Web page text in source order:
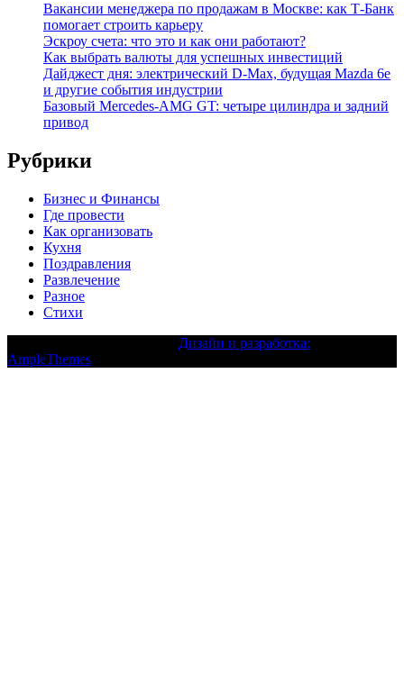
Вакансии менеджера по продажам в Москве: как Т-Банк
помогает строить карьеру
Эскроу счета: что это и как они работают?
Как выбрать валюты для успешных инвестиций
Дайджест дня: электрический D-Max, будущая Mazda 6e
и другие события индустрии
Базовый Mercedes-AMG GT: четыре цилиндра и задний
привод
Рубрики
Бизнес и Финансы
Где провести
Как организовать
Кухня
Поздравления
Развлечение
Разное
Стихи
Дизайн и разработка:
AmpleThemes